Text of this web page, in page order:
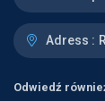
Adress :
Odwiedź